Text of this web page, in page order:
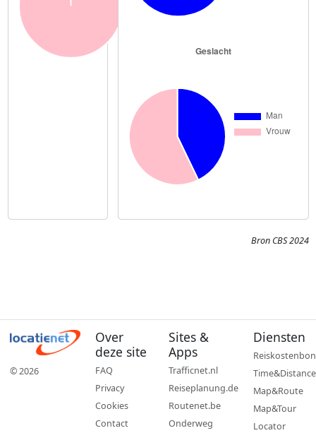
Bron CBS 2024
© 2026
Over
deze site
FAQ
Privacy
Cookies
Contact
Sites &
Apps
Trafficnet.nl
Reiseplanung.de
Routenet.be
Onderweg
Diensten
Reiskostenbon
Time&Distance
Map&Route
Map&Tour
Locator